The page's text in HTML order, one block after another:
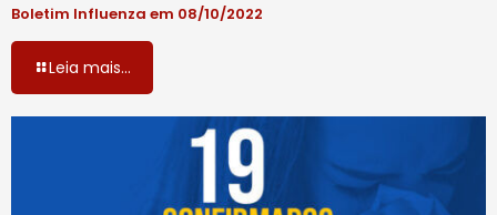
Boletim Influenza em 08/10/2022
Leia mais...